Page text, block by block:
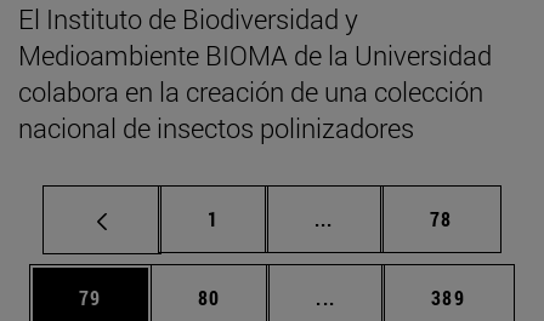
El Instituto de Biodiversidad y
Medioambiente BIOMA de la Universidad
colabora en la creación de una colección
nacional de insectos polinizadores
Página
1 ... Páginas intermedias
Página
78
Página
79 Página
80 ... Páginas intermedias
Página
389